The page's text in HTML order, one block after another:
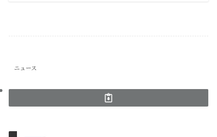
ニュース